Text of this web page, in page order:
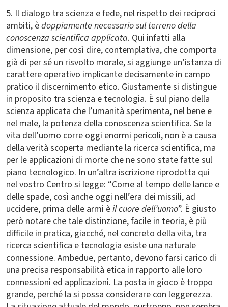
5. Il dialogo tra scienza e fede, nel rispetto dei reciproci
ambiti, èdoppiamente necessario sul terreno della
conoscenza scientifica applicata. Qui infatti alla
dimensione, per così dire, contemplativa, che comporta
già di per sé un risvolto morale, si aggiunge un’istanza di
carattere operativo implicante decisamente in campo
pratico il discernimento etico. Giustamente si distingue
in proposito tra scienza e tecnologia. È sul piano della
scienza applicata che l’umanità sperimenta, nel bene e
nel male, la potenza della conoscenza scientifica. Se la
vita dell’uomo corre oggi enormi pericoli, non è a causa
della verità scoperta mediante la ricerca scientifica, ma
per le applicazioni di morte che ne sono state fatte sul
piano tecnologico. In un’altra iscrizione riprodotta qui
nel vostro Centro si legge: “Come al tempo delle lance e
delle spade, così anche oggi nell’era dei missili, ad
uccidere, prima delle armi èil cuore dell’uomo”. È giusto
però notare che tale distinzione, facile in teoria, è più
difficile in pratica, giacché, nel concreto della vita, tra
ricerca scientifica e tecnologia esiste una naturale
connessione. Ambedue, pertanto, devono farsi carico di
una precisa responsabilità etica in rapporto alle loro
connessioni ed applicazioni. La posta in gioco è troppo
grande, perché la si possa considerare con leggerezza.